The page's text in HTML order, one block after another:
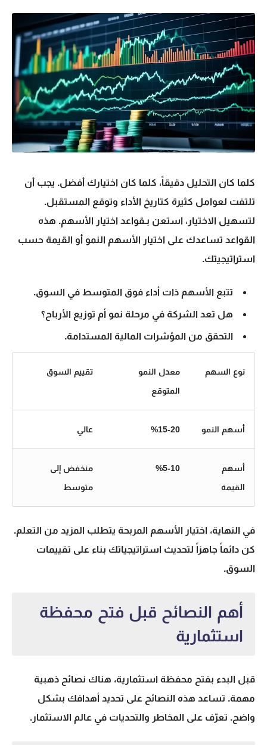
كلما كان التحليل دقيقاً، كلما كان اختيارك أفضل. يجب أن
تلتفت لعوامل كثيرة كتاريخ الأداء وتوقع المستقبل.
لتسهيل الاختيار، استعن بـقواعد اختيار الأسهم. هذه
القواعد تساعدك على اختيار الأسهم النمو أو القيمة حسب
استراتيجيتك.
تتبع الأسهم ذات أداء فوق المتوسط في السوق.
هل تعد الشركة في مرحلة نمو أم توزيع الأرباح؟
التحقق من المؤشرات المالية المستدامة.
نوع السهم
معدل النمو
المتوقع
تقييم السوق
أسهم النمو %15-20 عالي
أسهم
القيمة
%5-10
منخفض إلى
متوسط
في النهاية، اختيار الأسهم المربحة يتطلب المزيد من التعلم.
كن دائماً جاهزاً لتحديث استراتيجياتك بناء على تقييمات
السوق.
أهم النصائح قبل فتح محفظة
استثمارية
قبل البدء بفتح محفظة استثمارية، هناك نصائح ذهبية
مهمة. تساعد هذه النصائح على تحديد أهدافك بشكل
واضح. تعرّف على المخاطر والتحديات في عالم الاستثمار.